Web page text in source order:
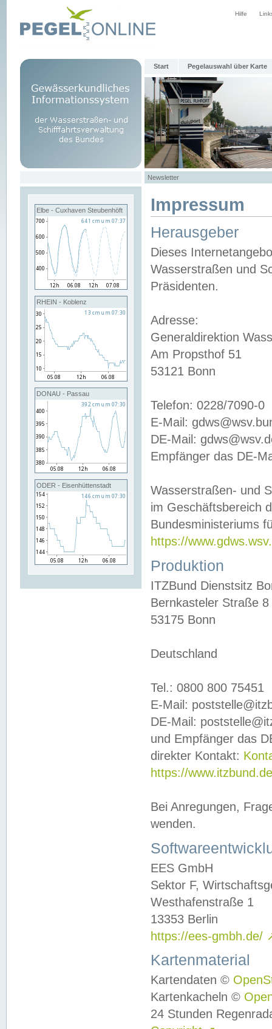
Hilfe
Start Pegelauswahl über Karte
Newsletter
Elbe - Cuxhaven Steubenhöft
RHEIN - Koblenz
DONAU - Passau
ODER - Eisenhüttenstadt
Impressum
Herausgeber
Dieses
Wasserstraßen und
Präsidenten.
Adresse:
Generaldirektion
Am Propsthof 51
53121 Bonn
Telefon: 0228/7090-0
E-Mail:
DE-Mail:
Empfänger das DE-
Wasserstraßen- und
im Geschäftsbereich
Bundesministeriums
https://
Produktion
ITZBund Dienstsitz
Bernkasteler Straße 8
53175 Bonn
Deutschland
Tel.: 0800 800 75451
E-Mail:
DE-Mail:
und Empfänger das
direkter Kontakt:
https://
Bei Anregungen,
wenden.
EES GmbH
Sektor F,
Westhafenstraße 1
13353 Berlin
https://ees-gmbh.de/
Kartenmaterial
Kartendaten ©
Kartenkacheln ©
24 Stunden